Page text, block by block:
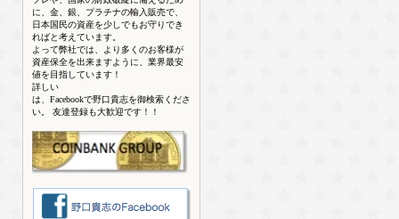
に、金、銀、プラチナの輸入販売で、
日本国民の資産を少しでもお守りでき
ればと考えています。
よって弊社では、より多くのお客様が
資産保全を出来ますように、業界最安
値を目指しています！
詳しい
は、Facebookで野口貴志を御検索くださ
い。 友達登録も大歓迎です！！